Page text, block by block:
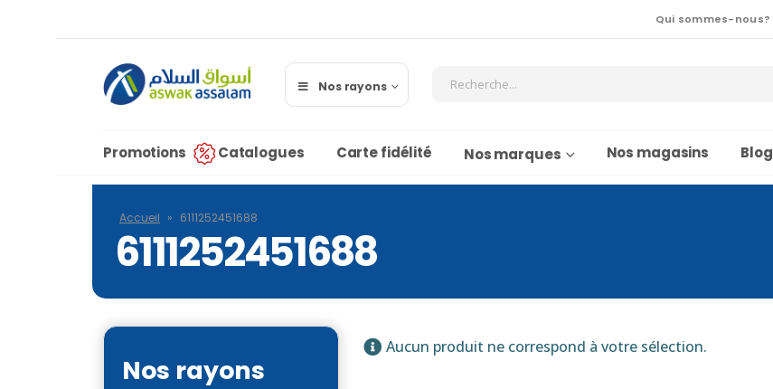
Qui sommes-nous?
Nos rayons
Promotions Catalogues Carte fidélité Nos marques Nos magasins Blog
Accueil » 6111252451688
6111252451688
Aucun produit ne correspond à votre sélection.
Nos rayons